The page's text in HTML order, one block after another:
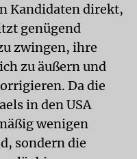
Kandidaten direkt,
genügend
zwingen, ihre
zu äußern und
Da die
in den USA
wenigen
sondern die